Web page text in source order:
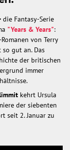
die Fantasy-Serie
"Years & Years":
von Terry
gut an. Das
der britischen
immer
kehrt Ursula
der siebenten
seit 2. Januar zu